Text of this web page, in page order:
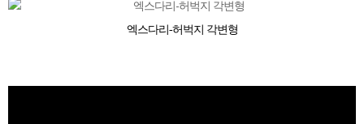
엑스다리-허벅지 각변형